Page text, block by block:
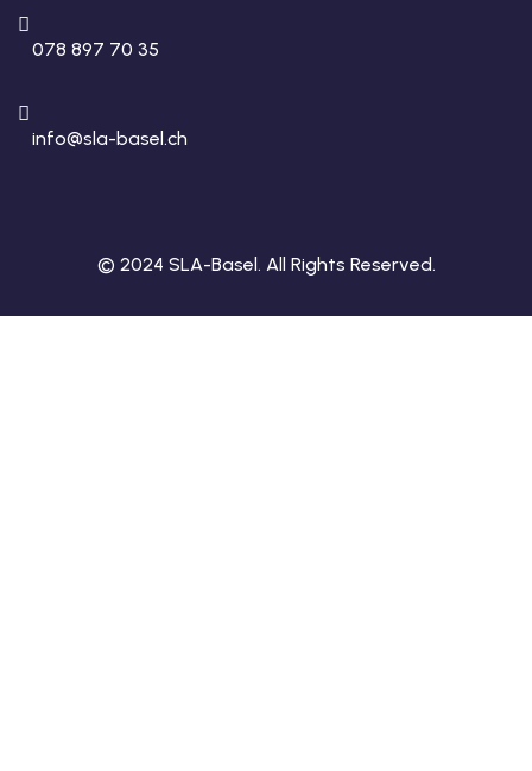
078 897 70 35
info@sla-basel.ch
© 2024 SLA-Basel. All Rights Reserved.​